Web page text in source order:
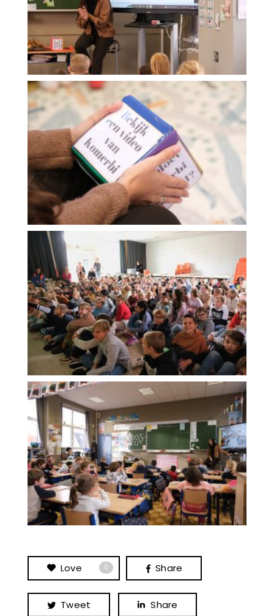
Love 0 Share
Tweet Share